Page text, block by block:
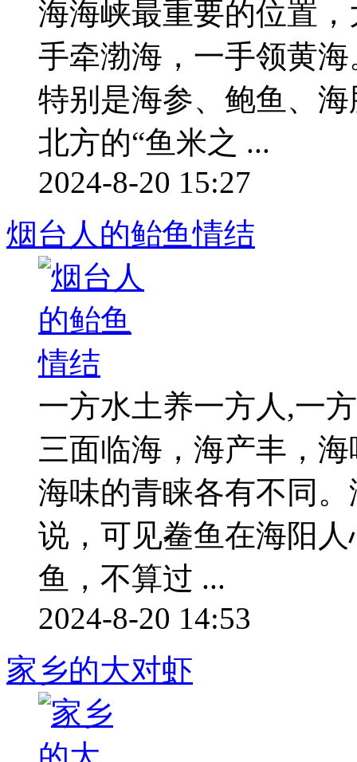
海海峡最重要的位置
手牵渤海，一手领黄
特别是海参、鲍鱼、
北方的“鱼米之 ...
2024-8-20 15:27
烟台人的鲐鱼情结
一方水土养一方人,一
三面临海，海产丰，
海味的青睐各有不同
说，可见鲞鱼在海阳
鱼，不算过 ...
2024-8-20 14:53
家乡的大对虾